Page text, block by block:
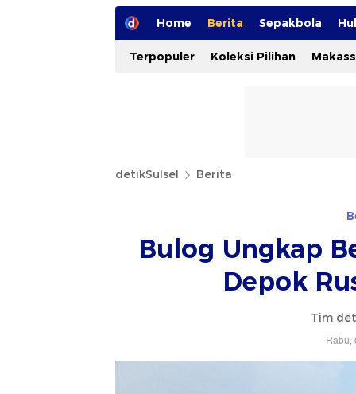
Home Berita Sepakbola
Terpopuler Koleksi Pilihan
detikSulsel Berita
Bulog Ungkap
Depok
Tim
Rabu,